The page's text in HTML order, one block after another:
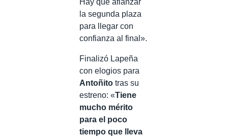
Hay que afianzar
la segunda plaza
para llegar con
confianza al final».
Finalizó Lapeña
con elogios para
Antoñito tras su
estreno: «Tiene
mucho mérito
para el poco
tiempo que lleva